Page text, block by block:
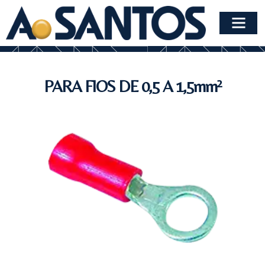
PARA FIOS DE 0,5 A 1,5mm²